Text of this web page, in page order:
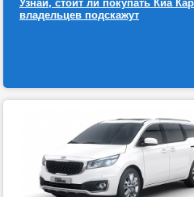
Узнай, стоит ли покупать Киа
владельцев подскажут